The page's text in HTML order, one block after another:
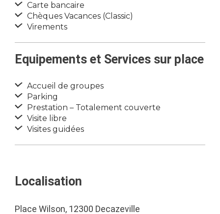
Carte bancaire
Chèques Vacances (Classic)
Virements
Equipements et Services sur place
Accueil de groupes
Parking
Prestation – Totalement couverte
Visite libre
Visites guidées
Localisation
Place Wilson, 12300 Decazeville